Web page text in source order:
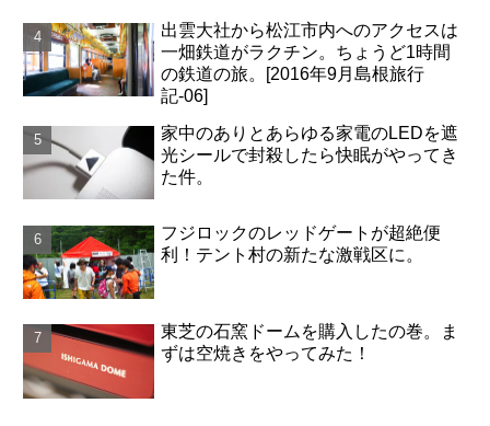
出雲大社から松江市内へのアクセスは
一畑鉄道がラクチン。ちょうど1時間
の鉄道の旅。[2016年9月島根旅行
記-06]
家中のありとあらゆる家電のLEDを遮
光シールで封殺したら快眠がやってき
た件。
フジロックのレッドゲートが超絶便
利！テント村の新たな激戦区に。
東芝の石窯ドームを購入したの巻。ま
ずは空焼きをやってみた！